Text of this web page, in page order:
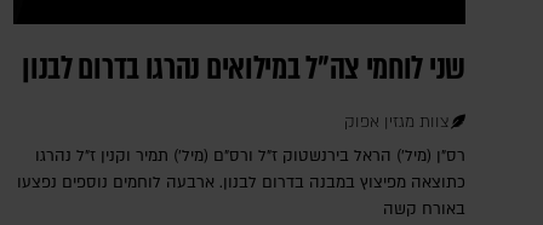
שני לוחמי צה"ל במילואים נהרגו בדרום לבנון
צוות מגזין אפוק
רס"ן (מיל') הראל בירנשטוק ז"ל ורס"ם (מיל') תמיר וקנין ז"ל נהרגו
כתוצאה מפיצוץ במבנה בדרום לבנון. ארבעה לוחמים נוספים נפצעו
באורח קשה